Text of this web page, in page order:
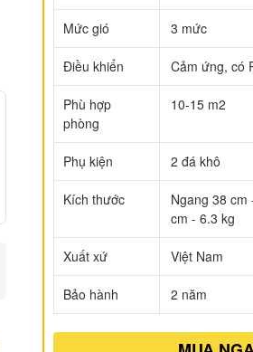
Mức gió 3 mức
Điều khiển Cảm ứng, có
Phù hợp
phòng
10-15 m2
Phụ kiện 2 đá khô
Kích thước
Ngang 38 cm
cm - 6.3 kg
Xuất xứ Việt Nam
Bảo hành 2 năm